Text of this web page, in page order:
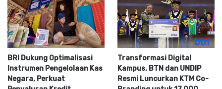
BRI Dukung Optimalisasi
Instrumen Pengelolaan Kas
Negara, Perkuat
Transformasi Digital
Kampus, BTN dan UNDIP
Resmi Luncurkan KTM Co-